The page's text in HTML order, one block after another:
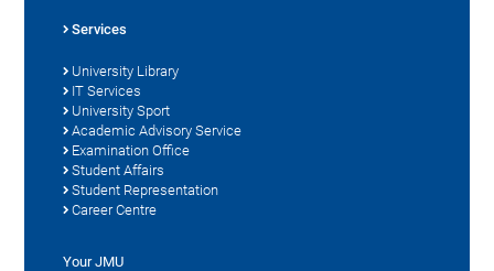
Services
University Library
IT Services
University Sport
Academic Advisory Service
Examination Office
Student Affairs
Student Representation
Career Centre
Your JMU